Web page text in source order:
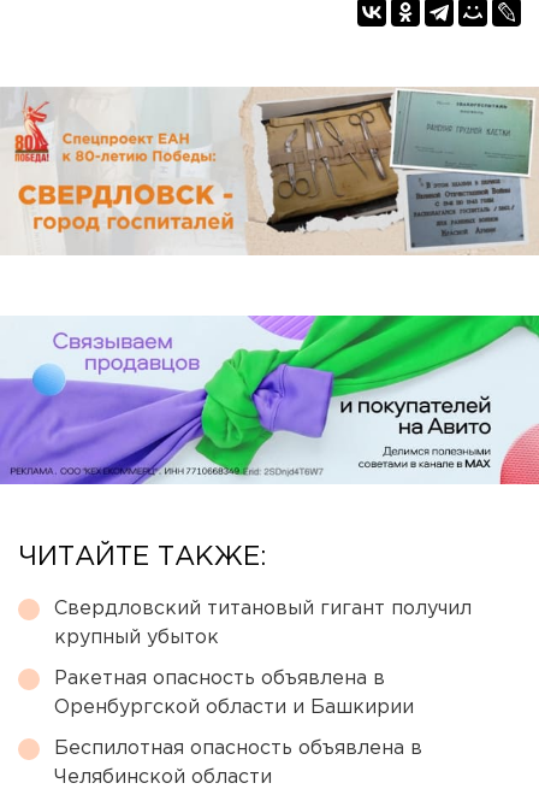
ЧИТАЙТЕ ТАКЖЕ:
Свердловский титановый гигант получил
крупный убыток
Ракетная опасность объявлена в
Оренбургской области и Башкирии
Беспилотная опасность объявлена в
Челябинской области